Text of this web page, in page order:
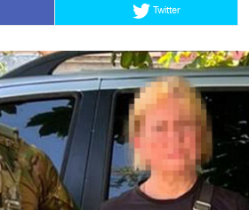
Twitter